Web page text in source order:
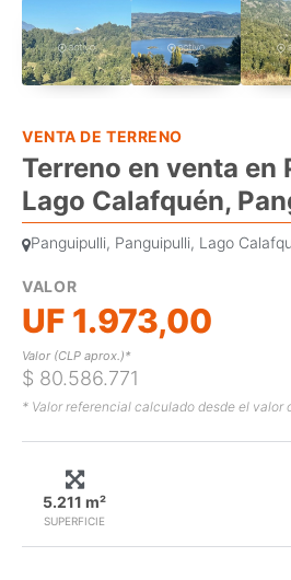
VENTA DE TERRENO
Terreno en venta en
Lago Calafquén,
Panguipulli, Panguipulli, Lago
VALOR
UF 1.973,00
Valor (CLP aprox.)*
$ 80.586.771
* Valor referencial calculado desde el valor
SUPERFICIE
5.211 m²